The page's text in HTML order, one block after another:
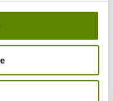
i glasset.
flint og kridt. Frugten er